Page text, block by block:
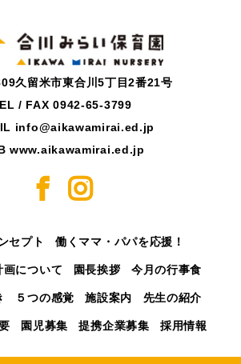
久留米市東合川5丁目2番21号
/ FAX 0942-65-3799
info@aikawamirai.ed.jp
www.aikawamirai.ed.jp
セプト 働くママ・パパを応援！
画について 園長挨拶 今月の行事食
５つの感覚 施設案内 先生の紹介
園児募集 提携企業募集 採用情報